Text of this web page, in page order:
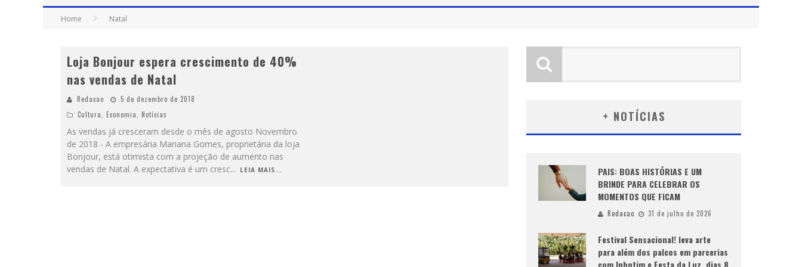
Home Natal
Loja Bonjour espera crescimento de 40%
nas vendas de Natal
Redacao
5 de dezembro de 2018
Cultura
Economia Notícias
As vendas já cresceram desde o mês de agosto Novembro
de 2018 - A empresária Mariana Gomes, proprietária da loja
Bonjour, está otimista com a projeção de aumento nas
vendas de Natal. A expectativa é um cresc... LEIA MAIS...
+ NOTÍCIAS
PAIS: BOAS HISTÓRIAS E UM
BRINDE PARA CELEBRAR OS
MOMENTOS QUE FICAM
Redacao 31 de julho de 2026
Festival Sensacional! leva arte
para além dos palcos em parcerias
com Inhotim e Festa da Luz, dias 8